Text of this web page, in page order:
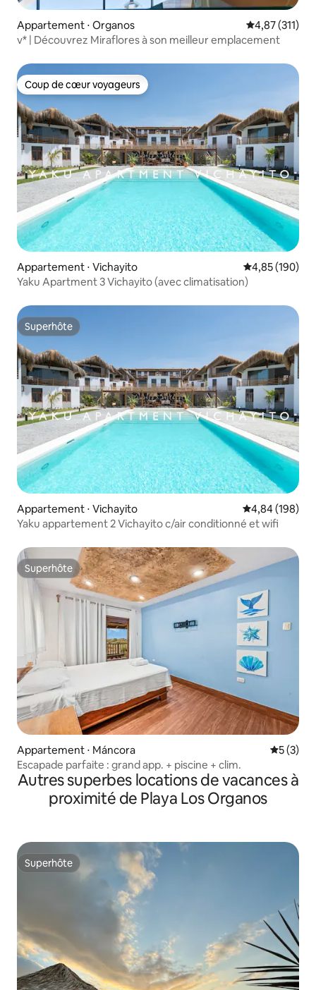
Appartement ⋅ Organos Évaluation
4,87 (311)
v* | Découvrez Miraflores à son meilleur emplacement
Coup de cœur voyageurs
Coup de cœur voyageurs
Appartement ⋅ Vichayito Évaluation
4,85 (190)
Yaku Apartment 3 Vichayito (avec climatisation)
Superhôte
Superhôte
Appartement ⋅ Vichayito Évaluation
4,84 (198)
Yaku appartement 2 Vichayito c/air conditionné et wifi
Superhôte
Superhôte
Appartement ⋅ Máncora
5 (3)
Escapade parfaite : grand app. + piscine + clim.
Autres superbes locations de vacances à
proximité de Playa Los Organos
Superhôte
Superhôte